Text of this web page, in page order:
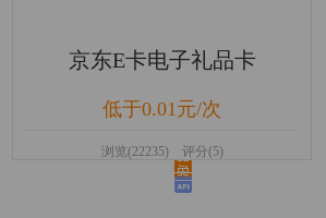
京东E卡电子礼品卡
低于0.01元/次
浏览(22235) 评分(5)